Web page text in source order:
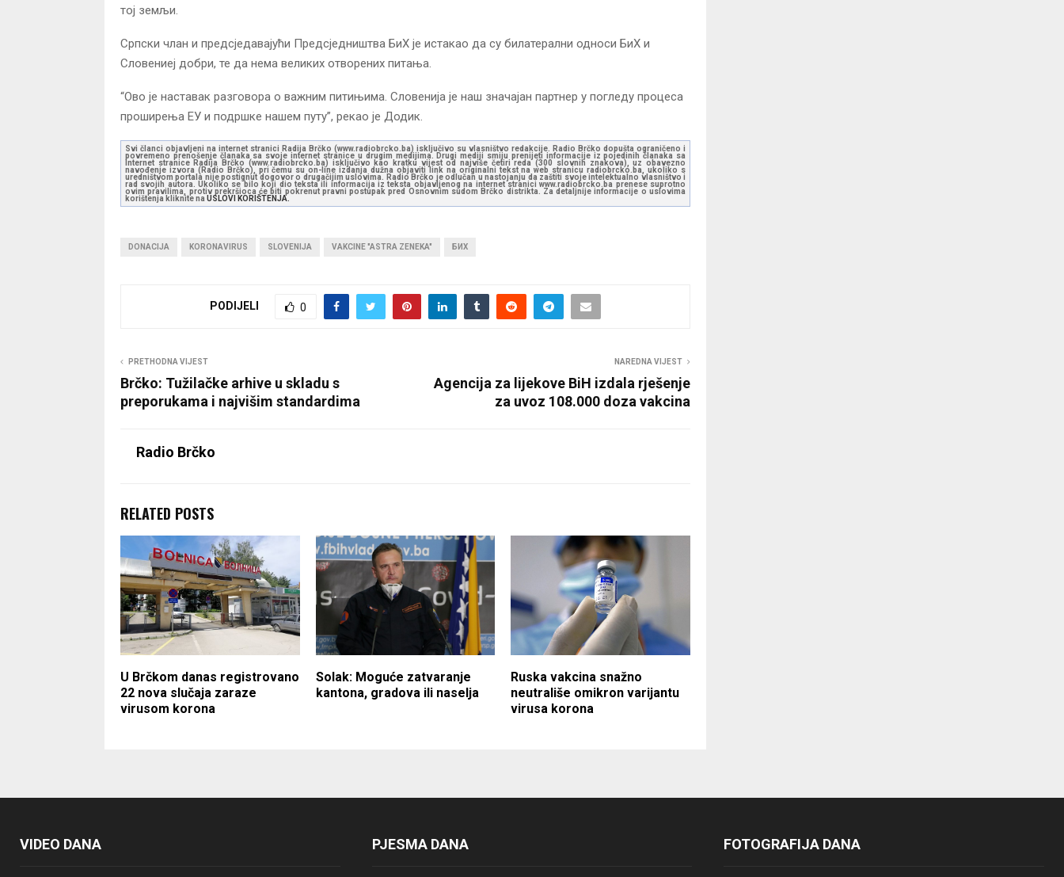
тој земљи.
Српски члан и предсједавајући Предсједништва БиХ је истакао да су билатерални односи БиХ и
Словениеј добри, те да нема великих отворених питања.
“Ово је наставак разговора о важним питињима. Словенија је наш значајан партнер у погледу процеса
проширења ЕУ и подршке нашем путу”, рекао је Додик.
Svi članci objavljeni na internet stranici Radija Brčko (www.radiobrcko.ba) isključivo su vlasništvo redakcije. Radio Brčko dopušta ograničeno i
povremeno prenošenje članaka sa svoje internet stranice u drugim medijima. Drugi mediji smiju prenijeti informacije iz pojedinih članaka sa
Internet stranice Radija Brčko (www.radiobrcko.ba) isključivo kao kratku vijest od najviše četiri reda (300 slovnih znakova), uz obavezno
navođenje izvora (Radio Brčko), pri čemu su on-line izdanja dužna objaviti link na originalni tekst na web stranicu radiobrcko.ba, ukoliko s
uredništvom portala nije postignut dogovor o drugačijim uslovima. Radio Brčko je odlučan u nastojanju da zaštiti svoje intelektualno vlasništvo i
rad svojih autora. Ukoliko se bilo koji dio teksta ili informacija iz teksta objavljenog na internet stranici www.radiobrcko.ba prenese suprotno
ovim pravilima, protiv prekršioca će biti pokrenut pravni postupak pred Osnovnim sudom Brčko distrikta. Za detaljnije informacije o uslovima
korištenja kliknite na USLOVI KORIŠTENJA.
DONACIJA KORONAVIRUS SLOVENIJA VAKCINE "ASTRA ZENEKA" БИХ
PODIJELI 0
PRETHODNA VIJEST
Brčko: Tužilačke arhive u skladu s
preporukama i najvišim standardima
NAREDNA VIJEST
Agencija za lijekove BiH izdala rješenje
za uvoz 108.000 doza vakcina
Radio Brčko
RELATED POSTS
U Brčkom danas registrovano
22 nova slučaja zaraze
virusom korona
Solak: Moguće zatvaranje
kantona, gradova ili naselja
Ruska vakcina snažno
neutrališe omikron varijantu
virusa korona
VIDEO DANA PJESMA DANA FOTOGRAFIJA DANA